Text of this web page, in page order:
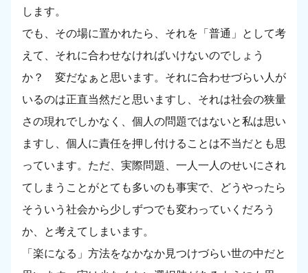
します。
でも、その場に置かれたら、それを「普通」として考
えて、それに合わせなければいけないのでしょう
か？ 変だなぁと思います。それに合わせづらい人が
いるのは正直当然だと思いますし、それは社会の狭量
さの現れでしかなく、個人の問題ではないと私は思い
ますし、個人に責任を押し付けることは不当だとも思
っています。ただ、実際問題、一人一人のせいにされ
てしまうことがとても多いのも事実で、どうやったら
そういう社会から少しずつでも変わっていくだろう
か、と考えてしまいます。
「楽になる」方法をなかなか見つけづらい世の中だと